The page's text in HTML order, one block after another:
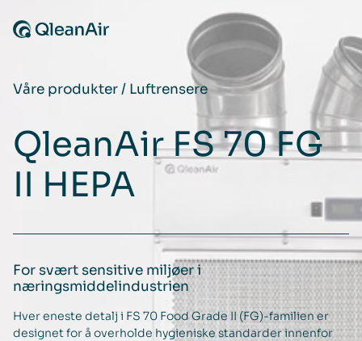
Våre produkter/ Luftrensere
QleanAir FS 70 FG
II HEPA
For svært sensitive miljøer i
næringsmiddelindustrien
Hver eneste detalj i FS 70 Food Grade II (FG)-familien er
designet for å overholde hygieniske standarder innenfor